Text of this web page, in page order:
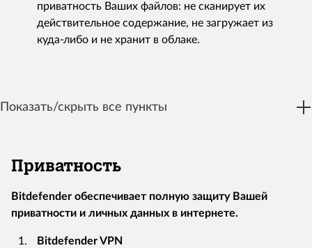
приватность Ваших файлов: не сканирует их
действительное содержание, не загружает из
куда-либо и не хранит в облаке.
Показать/скрыть все пункты
Приватность
Bitdefender обеспечивает полную защиту Вашей
приватности и личных данных в интернете.
Bitdefender VPN